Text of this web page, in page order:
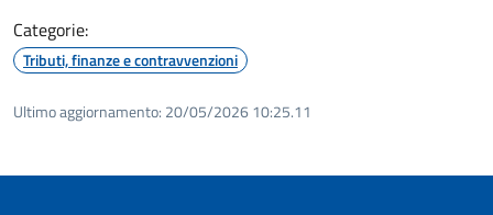
Categorie:
Tributi, finanze e contravvenzioni
Ultimo aggiornamento: 20/05/2026 10:25.11